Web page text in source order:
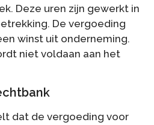
Deze uren zijn gewerkt in
De vergoeding
winst uit onderneming.
niet voldaan aan het
dat de vergoeding voor